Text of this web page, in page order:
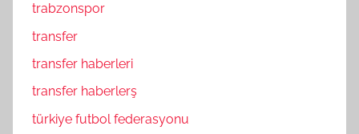
trabzonspor
transfer
transfer haberleri
transfer haberlerş
türkiye futbol federasyonu